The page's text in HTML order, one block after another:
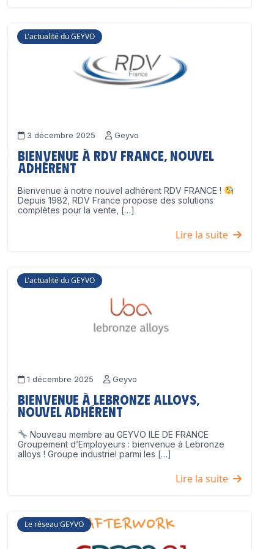
L'actualité du GEYVO
3 décembre 2025 Geyvo
Bienvenue à RDV France, nouvel
adhérent
Bienvenue à notre nouvel adhérent RDV FRANCE !
Depuis 1982, RDV France propose des solutions
complètes pour la vente, […]
Lire la suite
L'actualité du GEYVO
1 décembre 2025 Geyvo
Bienvenue à Lebronze Alloys,
nouvel adhérent
Nouveau membre au GEYVO ILE DE FRANCE
Groupement d’Employeurs : bienvenue à Lebronze
alloys ! Groupe industriel parmi les […]
Lire la suite
Le réseau GEYVO